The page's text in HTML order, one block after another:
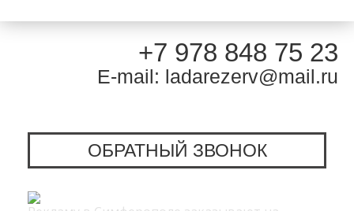
+7 978 848 75 23
E-mail: ladarezerv@mail.ru
ОБРАТНЫЙ ЗВОНОК